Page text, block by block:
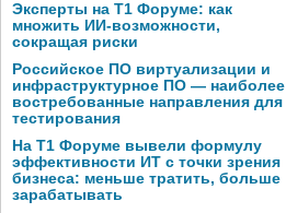
Эксперты на Т1 Форуме: как
множить ИИ-возможности,
сокращая риски
Российское ПО виртуализации и
инфраструктурное ПО — наиболее
востребованные направления для
тестирования
На Т1 Форуме вывели формулу
эффективности ИТ с точки зрения
бизнеса: меньше тратить, больше
зарабатывать